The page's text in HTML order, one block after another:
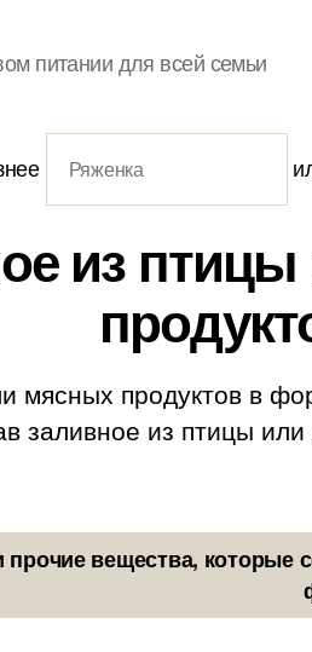
питании для всей семьи
из
мясных продуктов в
заливное из птицы
вещества, которые